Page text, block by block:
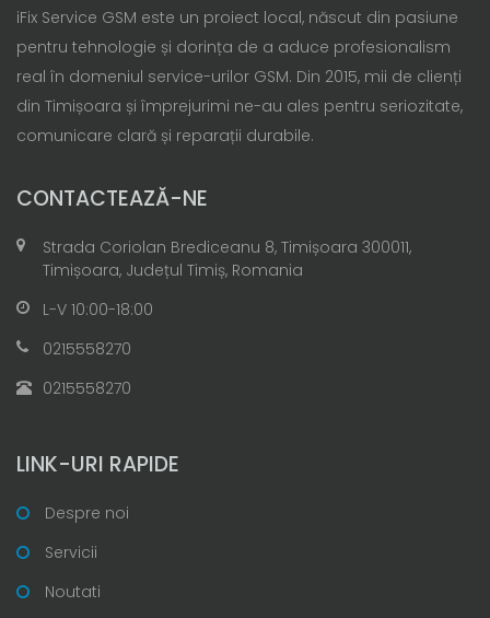
iFix Service GSM este un proiect local, născut din pasiune
pentru tehnologie și dorința de a aduce profesionalism
real în domeniul service-urilor GSM. Din 2015, mii de clienți
din Timișoara și împrejurimi ne-au ales pentru seriozitate,
comunicare clară și reparații durabile.
CONTACTEAZĂ-NE
Strada Coriolan Brediceanu 8, Timișoara 300011,
Timișoara, Județul Timiș, Romania
L-V 10:00-18:00
0215558270
0215558270
LINK-URI RAPIDE
Despre noi
Servicii
Noutati